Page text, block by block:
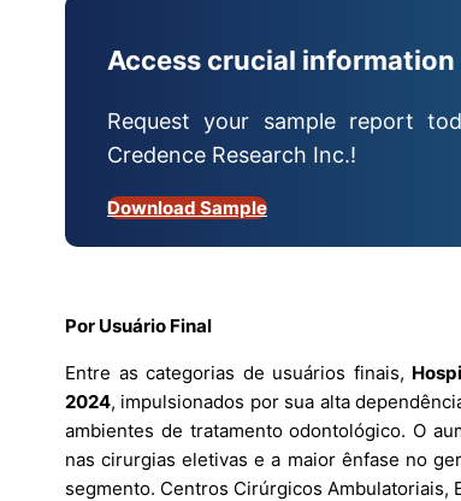
Access crucial
Request your sample report
Credence Research Inc.!
Download Sample
Por Usuário Final
Entre as categorias de usuários finais,
2024, impulsionados por sua alta
ambientes de tratamento odontológico. O
nas cirurgias eletivas e a maior ênfase no
segmento. Centros Cirúrgicos Ambulatoriais,